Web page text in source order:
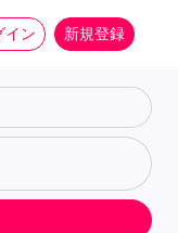
イン 新規登録